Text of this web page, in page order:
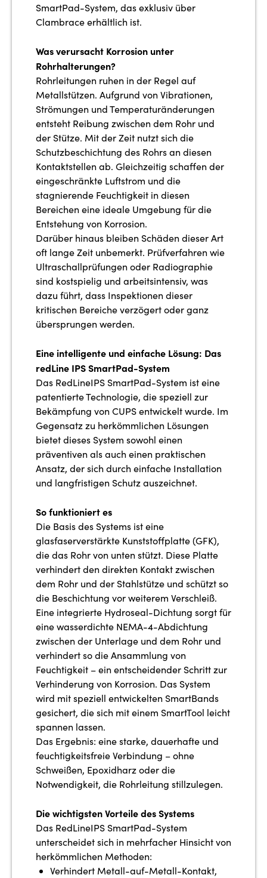
SmartPad-System, das exklusiv über
Clambrace erhältlich ist.
Was verursacht Korrosion unter
Rohrhalterungen?
Rohrleitungen ruhen in der Regel auf
Metallstützen. Aufgrund von Vibrationen,
Strömungen und Temperaturänderungen
entsteht Reibung zwischen dem Rohr und
der Stütze. Mit der Zeit nutzt sich die
Schutzbeschichtung des Rohrs an diesen
Kontaktstellen ab. Gleichzeitig schaffen der
eingeschränkte Luftstrom und die
stagnierende Feuchtigkeit in diesen
Bereichen eine ideale Umgebung für die
Entstehung von Korrosion.
Darüber hinaus bleiben Schäden dieser Art
oft lange Zeit unbemerkt. Prüfverfahren wie
Ultraschallprüfungen oder Radiographie
sind kostspielig und arbeitsintensiv, was
dazu führt, dass Inspektionen dieser
kritischen Bereiche verzögert oder ganz
übersprungen werden.
Eine intelligente und einfache Lösung: Das
redLine IPS SmartPad-System
Das RedLineIPS SmartPad-System ist eine
patentierte Technologie, die speziell zur
Bekämpfung von CUPS entwickelt wurde. Im
Gegensatz zu herkömmlichen Lösungen
bietet dieses System sowohl einen
präventiven als auch einen praktischen
Ansatz, der sich durch einfache Installation
und langfristigen Schutz auszeichnet.
So funktioniert es
Die Basis des Systems ist eine
glasfaserverstärkte Kunststoffplatte (GFK),
die das Rohr von unten stützt. Diese Platte
verhindert den direkten Kontakt zwischen
dem Rohr und der Stahlstütze und schützt so
die Beschichtung vor weiterem Verschleiß.
Eine integrierte Hydroseal-Dichtung sorgt für
eine wasserdichte NEMA-4-Abdichtung
zwischen der Unterlage und dem Rohr und
verhindert so die Ansammlung von
Feuchtigkeit – ein entscheidender Schritt zur
Verhinderung von Korrosion. Das System
wird mit speziell entwickelten SmartBands
gesichert, die sich mit einem SmartTool leicht
spannen lassen.
Das Ergebnis: eine starke, dauerhafte und
feuchtigkeitsfreie Verbindung – ohne
Schweißen, Epoxidharz oder die
Notwendigkeit, die Rohrleitung stillzulegen.
Die wichtigsten Vorteile des Systems
Das RedLineIPS SmartPad-System
unterscheidet sich in mehrfacher Hinsicht von
herkömmlichen Methoden:
Verhindert Metall-auf-Metall-Kontakt,